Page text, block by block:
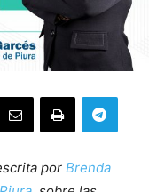
por Brenda